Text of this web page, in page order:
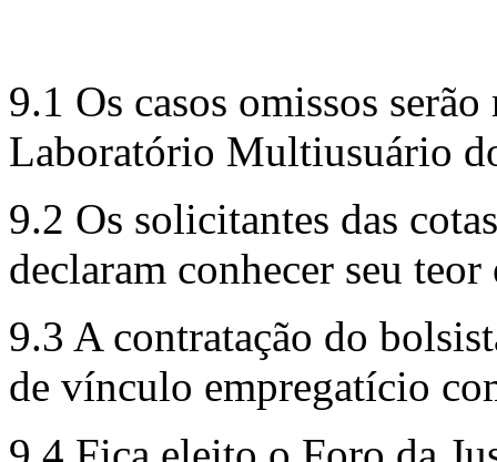
9.1 Os casos omissos
Laboratório Multiusuário
9.2 Os solicitantes das
declaram conhecer seu
9.3 A contratação do
de vínculo empregatício